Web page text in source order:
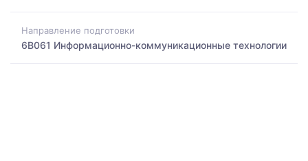
Направление подготовки
6B061 Информационно-коммуникационные технологии